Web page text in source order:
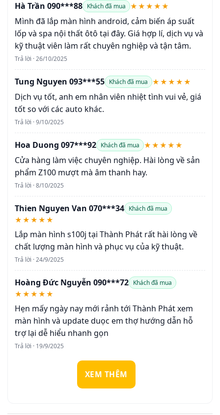
Hà Trần 090***88 Khách đã mua ★★★★★
Mình đã lắp màn hình android, cảm biến áp suất
lốp và spa nội thất ôtô tại đây. Giá hợp lí, dịch vụ và
kỹ thuật viên làm rất chuyên nghiệp và tận tâm.
Trả lời · 26/10/2025
Tung Nguyen 093***55 Khách đã mua ★★★★★
Dịch vụ tốt, anh em nhân viên nhiệt tình vui vẻ, giá
tốt so với các auto khác.
Trả lời · 9/10/2025
Hoa Duong 097***92 Khách đã mua ★★★★★
Cửa hàng làm việc chuyên nghiệp. Hài lòng về sản
phẩm Z100 mượt mà âm thanh hay.
Trả lời · 8/10/2025
Thien Nguyen Van 070***34 Khách đã mua
★★★★★
Lắp màn hình s100j tại Thành Phát rất hài lòng về
chất lượng màn hình và phục vụ của kỹ thuật.
Trả lời · 24/9/2025
Hoàng Đức Nguyễn 090***72 Khách đã mua
★★★★★
Hẹn mấy ngày nay mới rảnh tới Thành Phát xem
màn hình và update duọc em thợ hướng dẫn hỗ
trợ lại dễ hiểu nhanh gọn
Trả lời · 19/9/2025
XEM THÊM